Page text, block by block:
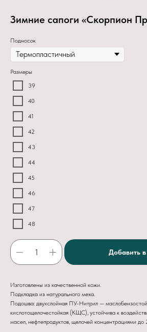
Зимние сапоги «Скорпион
Подносок
Размеры
39
40
41
42
43
44
45
46
47
48
Добавить
Изготовлены из качественной кожи.
Подкладка из натурального меха.
Подошва: двухслойная ПУ-Нитрил —
кислотощелочестойкая (КЩС), устойчива к
масел, нефтепродуктов, щелочей концентрациями до